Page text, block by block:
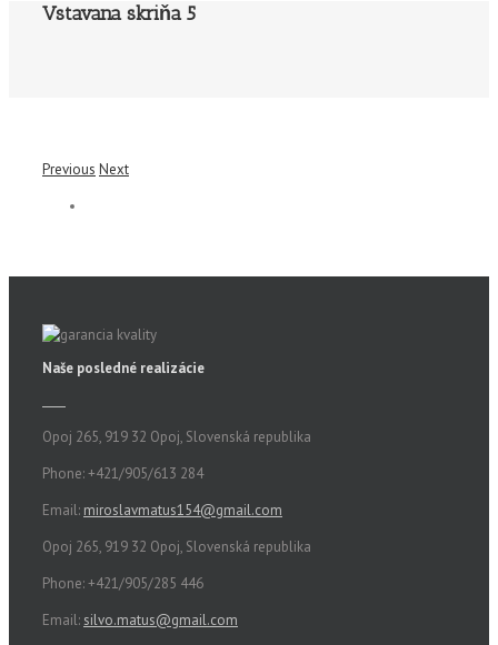
Vstavana skriňa 5
Previous Next
Naše posledné realizácie
Opoj 265, 919 32 Opoj, Slovenská republika
Phone: +421/905/613 284
Email: miroslavmatus154@gmail.com
Opoj 265, 919 32 Opoj, Slovenská republika
Phone: +421/905/285 446
Email: silvo.matus@gmail.com